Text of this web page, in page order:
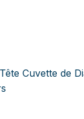
Cuvette de